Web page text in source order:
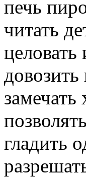
печь
читать
гладить